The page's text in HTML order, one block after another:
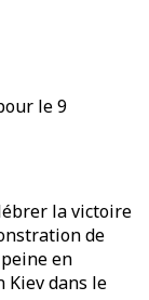
le 9
la victoire
de
en
Kiev dans le